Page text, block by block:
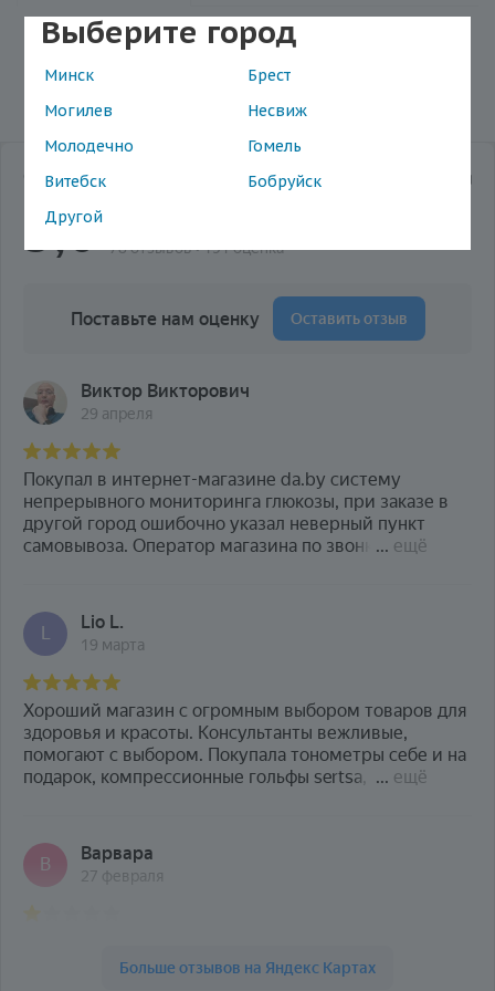
Выберите город
Минск
Брест
Могилев
Несвиж
Молодечно
Гомель
Витебск
Бобруйск
Другой